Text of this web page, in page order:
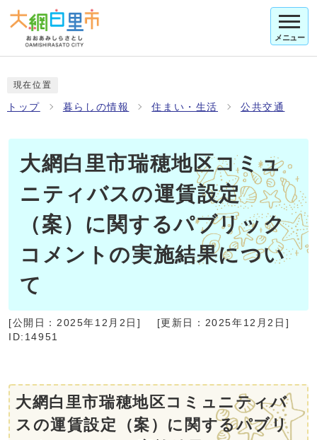
メニュー
現在位置
トップ 暮らしの情報 住まい・生活 公共交通
大網白里市瑞穂地区コミュ
ニティバスの運賃設定
（案）に関するパブリック
コメントの実施結果につい
て
[公開日： 2025年12月2日 ] [更新日： 2025年12月2日 ]
ID:14951
大網白里市瑞穂地区コミュニティバ
スの運賃設定（案）に関するパブリ